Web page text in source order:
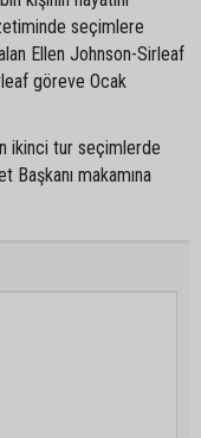
seçimlere
Ellen Johnson-Sirleaf
göreve Ocak
ikinci tur seçimlerde
Başkanı makamına